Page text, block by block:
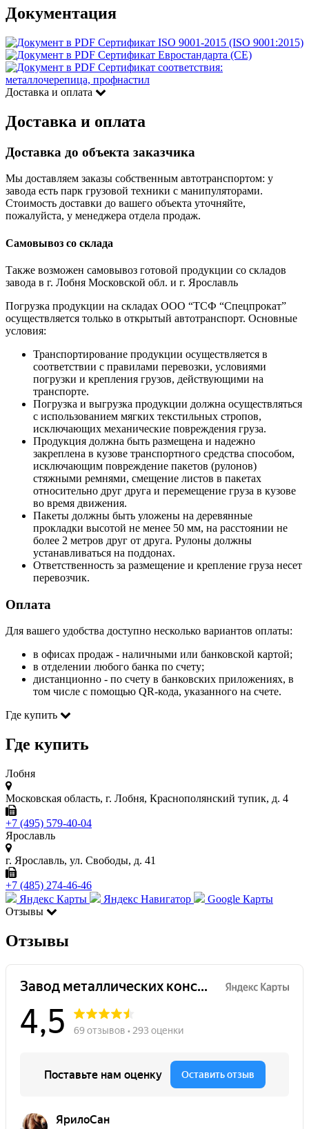
Документация
Сертификат ISO 9001-2015 (ISO 9001:2015)
Сертификат Евростандарта (CE)
Сертификат соответствия:
металлочерепица, профнастил
Доставка и оплата
Доставка и оплата
Доставка до объекта заказчика
Мы доставляем заказы собственным автотранспортом: у
завода есть парк грузовой техники с манипуляторами.
Стоимость доставки до вашего объекта уточняйте,
пожалуйста, у менеджера отдела продаж.
Самовывоз со склада
Также возможен самовывоз готовой продукции со складов
завода в г. Лобня Московской обл. и г. Ярославль
Погрузка продукции на складах ООО “ТСФ “Спецпрокат”
осуществляется только в открытый автотранспорт. Основные
условия:
Транспортирование продукции осуществляется в
соответствии с правилами перевозки, условиями
погрузки и крепления грузов, действующими на
транспорте.
Погрузка и выгрузка продукции должна осуществляться
с использованием мягких текстильных стропов,
исключающих механические повреждения груза.
Продукция должна быть размещена и надежно
закреплена в кузове транспортного средства способом,
исключающим повреждение пакетов (рулонов)
стяжными ремнями, смещение листов в пакетах
относительно друг друга и перемещение груза в кузове
во время движения.
Пакеты должны быть уложены на деревянные
прокладки высотой не менее 50 мм, на расстоянии не
более 2 метров друг от друга. Рулоны должны
устанавливаться на поддонах.
Ответственность за размещение и крепление груза несет
перевозчик.
Оплата
Для вашего удобства доступно несколько вариантов оплаты:
в офисах продаж - наличными или банковской картой;
в отделении любого банка по счету;
дистанционно - по счету в банковских приложениях, в
том числе с помощью QR-кода, указанного на счете.
Где купить
Где купить
Лобня
Московская область, г. Лобня, Краснополянский тупик, д. 4
+7 (495) 579-40-04
Ярославль
г. Ярославль, ул. Свободы, д. 41
+7 (485) 274-46-46
Яндекс Карты
Яндекс Навигатор
Google Карты
Отзывы
Отзывы